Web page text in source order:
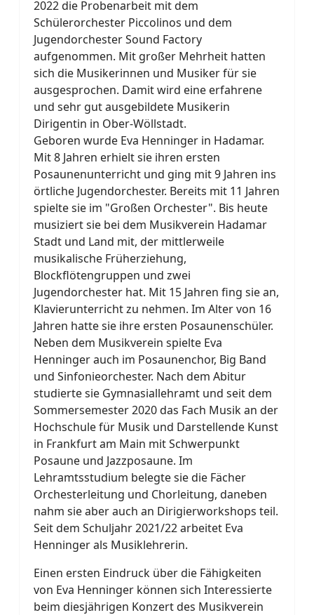
2022 die Probenarbeit mit dem
Schülerorchester Piccolinos und dem
Jugendorchester Sound Factory
aufgenommen. Mit großer Mehrheit hatten
sich die Musikerinnen und Musiker für sie
ausgesprochen. Damit wird eine erfahrene
und sehr gut ausgebildete Musikerin
Dirigentin in Ober-Wöllstadt.
Geboren wurde Eva Henninger in Hadamar.
Mit 8 Jahren erhielt sie ihren ersten
Posaunenunterricht und ging mit 9 Jahren ins
örtliche Jugendorchester. Bereits mit 11 Jahren
spielte sie im "Großen Orchester". Bis heute
musiziert sie bei dem Musikverein Hadamar
Stadt und Land mit, der mittlerweile
musikalische Früherziehung,
Blockflötengruppen und zwei
Jugendorchester hat. Mit 15 Jahren fing sie an,
Klavierunterricht zu nehmen. Im Alter von 16
Jahren hatte sie ihre ersten Posaunenschüler.
Neben dem Musikverein spielte Eva
Henninger auch im Posaunenchor, Big Band
und Sinfonieorchester. Nach dem Abitur
studierte sie Gymnasiallehramt und seit dem
Sommersemester 2020 das Fach Musik an der
Hochschule für Musik und Darstellende Kunst
in Frankfurt am Main mit Schwerpunkt
Posaune und Jazzposaune. Im
Lehramtsstudium belegte sie die Fächer
Orchesterleitung und Chorleitung, daneben
nahm sie aber auch an Dirigierworkshops teil.
Seit dem Schuljahr 2021/22 arbeitet Eva
Henninger als Musiklehrerin.
Einen ersten Eindruck über die Fähigkeiten
von Eva Henninger können sich Interessierte
beim diesjährigen Konzert des Musikverein